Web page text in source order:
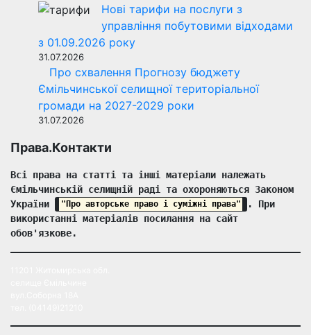
Нові тарифи на послуги з
управління побутовими відходами
з 01.09.2026 року
31.07.2026
Про схвалення Прогнозу бюджету
Ємільчинської селищної територіальної
громади на 2027-2029 роки
31.07.2026
Права.Контакти
Всі права на статті та інші матеріали належать
Ємільчинській селищній раді та охороняються Законом
України
"Про авторське право і суміжні права"
. При
використанні матеріалів посилання на сайт
обов'язкове.